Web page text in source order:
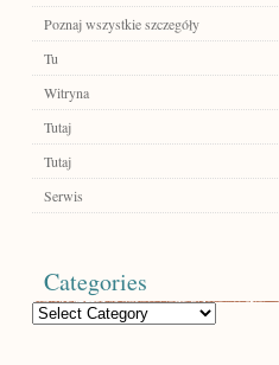
Poznaj wszystkie szczegóły
Tu
Witryna
Tutaj
Tutaj
Serwis
Categories
Categories